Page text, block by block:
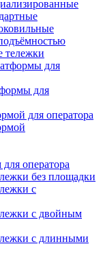
тележки
для
для оператора
оператора
без площадки
с
с двойным
с длинными